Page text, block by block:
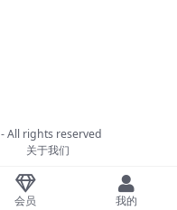
- All rights reserved
关于我们
会员 我的